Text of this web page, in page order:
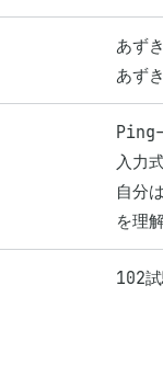
あず
Ping-
入力
自分
を理
102